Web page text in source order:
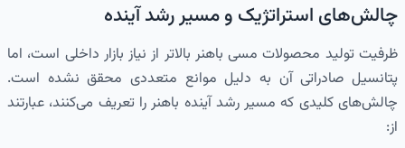
چالش‌های استراتژیک و مسیر رشد آینده
ظرفیت تولید محصولات مسی باهنر بالاتر از نیاز بازار داخلی است، اما
پتانسیل صادراتی آن به دلیل موانع متعددی محقق نشده است.
چالش‌های کلیدی که مسیر رشد آینده باهنر را تعریف می‌کنند، عبارتند
از: